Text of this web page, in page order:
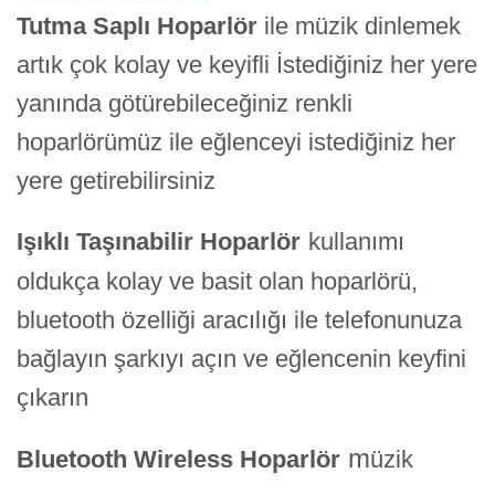
Tutma Saplı Hoparlör ile müzik dinlemek
artık çok kolay ve keyifli İstediğiniz her yere
yanında götürebileceğiniz renkli
hoparlörümüz ile eğlenceyi istediğiniz her
yere getirebilirsiniz
Işıklı Taşınabilir Hoparlör kullanımı
oldukça kolay ve basit olan hoparlörü,
bluetooth özelliği aracılığı ile telefonunuza
bağlayın şarkıyı açın ve eğlencenin keyfini
çıkarın
Bluetooth Wireless Hoparlör müzik